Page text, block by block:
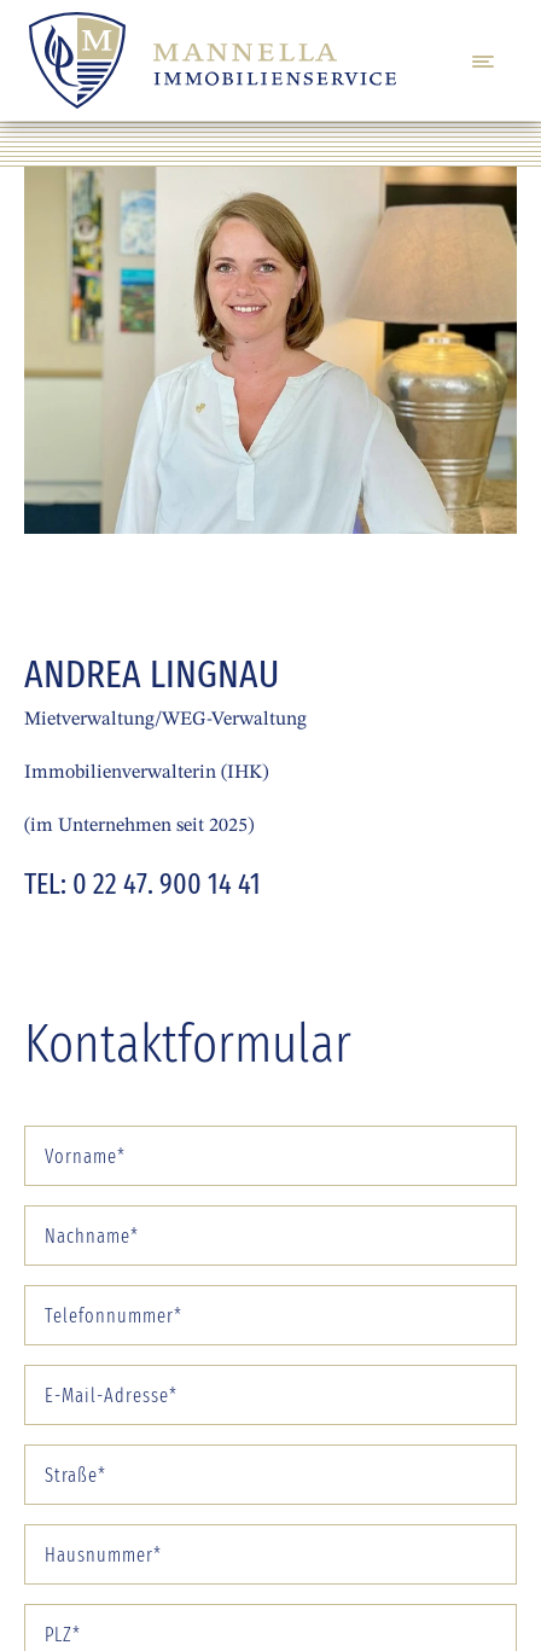
ANDREA LINGNAU
Mietverwaltung/WEG-Verwaltung
Immobilienverwalterin (IHK)
(im Unternehmen seit 2025)
TEL: 0 22 47. 900 14 41
Kontaktformular